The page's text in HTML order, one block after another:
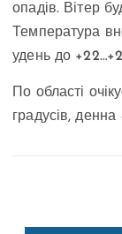
опадів. Вітер
Температура
удень до
По області
градусів, денна